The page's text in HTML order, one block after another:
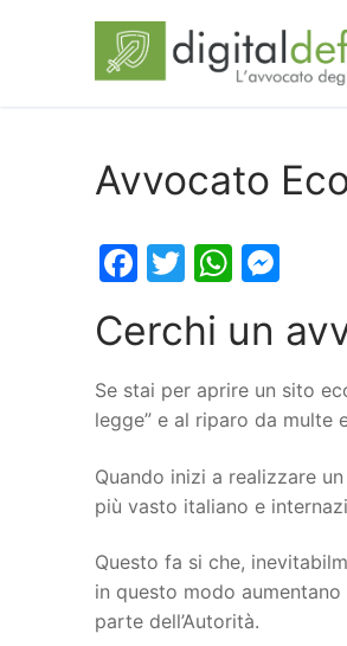
Avvocato
Facebook
Twitter
Cerchi un
Se stai per aprire un sito
legge” e al riparo da
Quando inizi a realizzare
più vasto italiano e
Questo fa si che,
in questo modo
parte dell’Autorità.